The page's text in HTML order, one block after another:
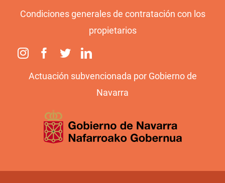
Condiciones generales de contratación con los
propietarios
Actuación subvencionada por Gobierno de
Navarra